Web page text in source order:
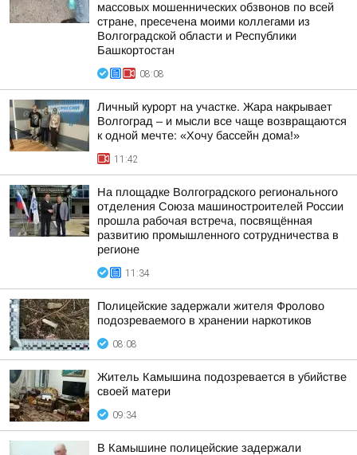
массовых мошеннических обзвонов по всей
стране, пресечена моими коллегами из
Волгоградской области и Республики
Башкортостан
08:08
Личный курорт на участке. Жара накрывает
Волгоград – и мысли все чаще возвращаются
к одной мечте: «Хочу бассейн дома!»
11:42
На площадке Волгоградского регионального
отделения Союза машиностроителей России
прошла рабочая встреча, посвящённая
развитию промышленного сотрудничества в
регионе
11:34
Полицейские задержали жителя Фролово
подозреваемого в хранении наркотиков
08:08
Житель Камышина подозревается в убийстве
своей матери
09:34
В Камышине полицейские задержали